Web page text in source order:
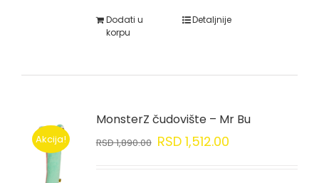
Dodati u
korpu
Detaljnije
Akcija!
MonsterZ čudovište – Mr Bu
RSD1,890.00 RSD1,512.00